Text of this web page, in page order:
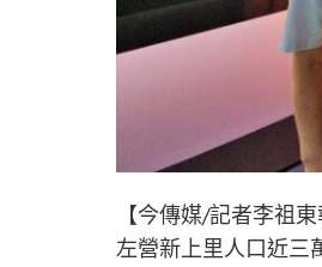
【今傳媒/記者李祖東
左營新上里人口近三